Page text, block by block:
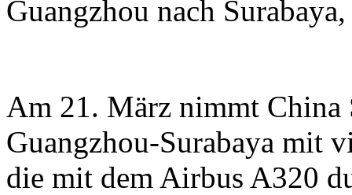
Guangzhou nach
Am 21. März nimmt China
Guangzhou-Surabaya mit
die mit dem Airbus A320